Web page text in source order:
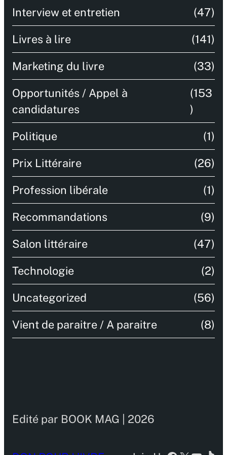
Interview et entretien (47)
Livres à lire (141)
Marketing du livre (33)
Opportunités / Appel à
candidatures
(153
)
Politique (1)
Prix Littéraire (26)
Profession libérale (1)
Recommandations (9)
Salon littéraire (47)
Technologie (2)
Uncategorized (56)
Vient de paraitre / A paraitre (8)
Edité par BOOK MAG | 2026